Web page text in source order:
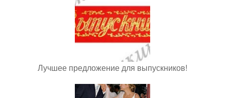
Лучшее предложение для выпускников!